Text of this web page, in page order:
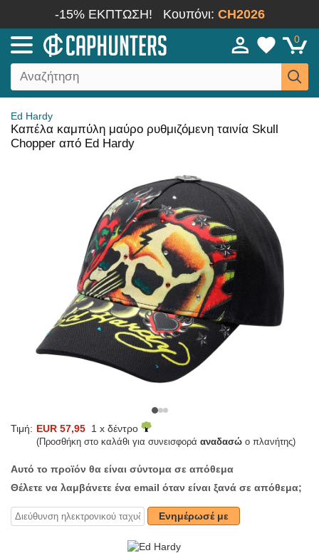
-15% ΕΚΠΤΩΣΗ! Κουπόνι: CH2026
0
Ed Hardy
Καπέλα καμπύλη μαύρο ρυθμιζόμενη ταινία Skull
Chopper από Ed Hardy
Τιμή: EUR 57,95 1 x δέντρο
(Προσθήκη στο καλάθι για συνεισφορά αναδασώ ο πλανήτης)
Αυτό το προϊόν θα είναι σύντομα σε απόθεμα
Θέλετε να λαμβάνετε ένα email όταν είναι ξανά σε απόθεμα;
Ενημέρωσέ με